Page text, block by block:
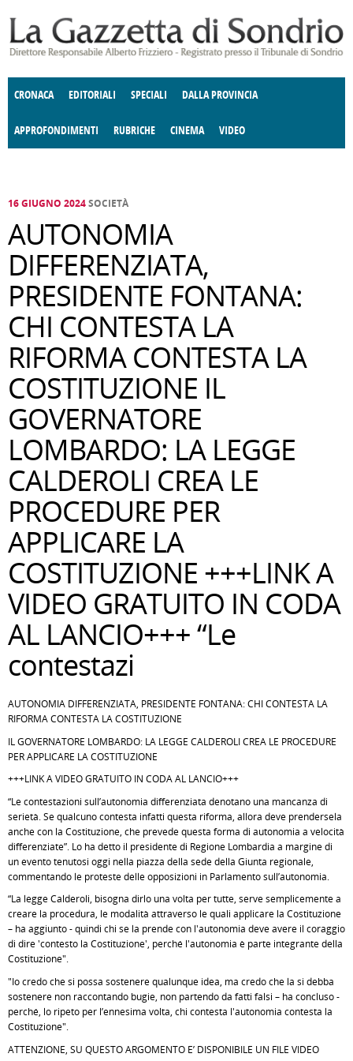
CRONACA EDITORIALI SPECIALI DALLA PROVINCIA
APPROFONDIMENTI
E SPETTACOLI POLITICA
RUBRICHE
DELLE IDEE FATTI DELLO SPIRITO
CINEMA VIDEO
16 GIUGNO 2024SOCIETÀ
AUTONOMIA
DIFFERENZIATA,
PRESIDENTE FONTANA:
CHI CONTESTA LA
RIFORMA CONTESTA LA
COSTITUZIONE IL
GOVERNATORE
LOMBARDO: LA LEGGE
CALDEROLI CREA LE
PROCEDURE PER
APPLICARE LA
COSTITUZIONE +++LINK A
VIDEO GRATUITO IN CODA
AL LANCIO+++ “Le
contestazi
AUTONOMIA DIFFERENZIATA, PRESIDENTE FONTANA: CHI CONTESTA LA
RIFORMA CONTESTA LA COSTITUZIONE
IL GOVERNATORE LOMBARDO: LA LEGGE CALDEROLI CREA LE PROCEDURE
PER APPLICARE LA COSTITUZIONE
+++LINK A VIDEO GRATUITO IN CODA AL LANCIO+++
“Le contestazioni sull’autonomia differenziata denotano una mancanza di
serietà. Se qualcuno contesta infatti questa riforma, allora deve prendersela
anche con la Costituzione, che prevede questa forma di autonomia a velocità
differenziate”. Lo ha detto il presidente di Regione Lombardia a margine di
un evento tenutosi oggi nella piazza della sede della Giunta regionale,
commentando le proteste delle opposizioni in Parlamento sull’autonomia.
“La legge Calderoli, bisogna dirlo una volta per tutte, serve semplicemente a
creare la procedura, le modalità attraverso le quali applicare la Costituzione
– ha aggiunto - quindi chi se la prende con l'autonomia deve avere il coraggio
di dire 'contesto la Costituzione', perché l'autonomia è parte integrante della
Costituzione".
"Io credo che si possa sostenere qualunque idea, ma credo che la si debba
sostenere non raccontando bugie, non partendo da fatti falsi – ha concluso -
perché, lo ripeto per l’ennesima volta, chi contesta l'autonomia contesta la
Costituzione".
ATTENZIONE, SU QUESTO ARGOMENTO E’ DISPONIBILE UN FILE VIDEO